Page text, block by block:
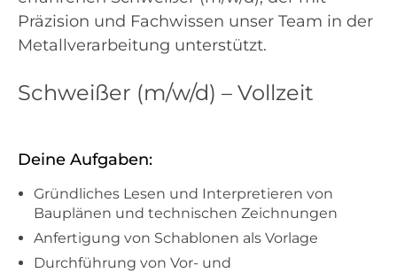
Präzision und Fachwissen unser Team in der
Metallverarbeitung unterstützt.
Schweißer (m/w/d) – Vollzeit
Deine Aufgaben:
Gründliches Lesen und Interpretieren von
Bauplänen und technischen Zeichnungen
Anfertigung von Schablonen als Vorlage
Durchführung von Vor- und